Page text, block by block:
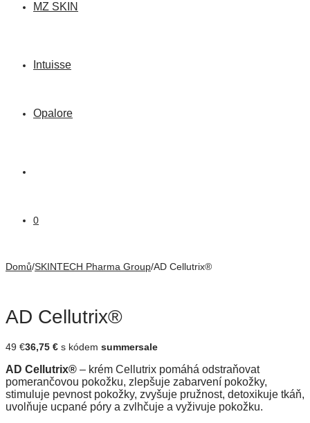
MZ SKIN
Intuisse
Opalore
0
Domů/SKINTECH Pharma Group/AD Cellutrix®
AD Cellutrix®
49 €36,75 € s kódem summersale
AD Cellutrix® – krém Cellutrix pomáhá odstraňovat
pomerančovou pokožku, zlepšuje zabarvení pokožky,
stimuluje pevnost pokožky, zvyšuje pružnost, detoxikuje tkáň,
uvolňuje ucpané póry a zvlhčuje a vyživuje pokožku.